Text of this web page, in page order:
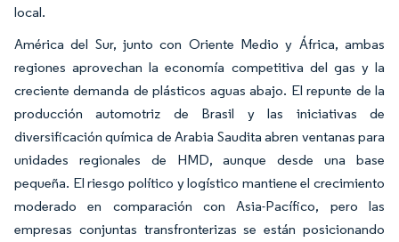
local.
América del Sur, junto con Oriente Medio y África, ambas
regiones aprovechan la economía competitiva del gas y la
creciente demanda de plásticos aguas abajo. El repunte de la
producción automotriz de Brasil y las iniciativas de
diversificación química de Arabia Saudita abren ventanas para
unidades regionales de HMD, aunque desde una base
pequeña. El riesgo político y logístico mantiene el crecimiento
moderado en comparación con Asia-Pacífico, pero las
empresas conjuntas transfronterizas se están posicionando